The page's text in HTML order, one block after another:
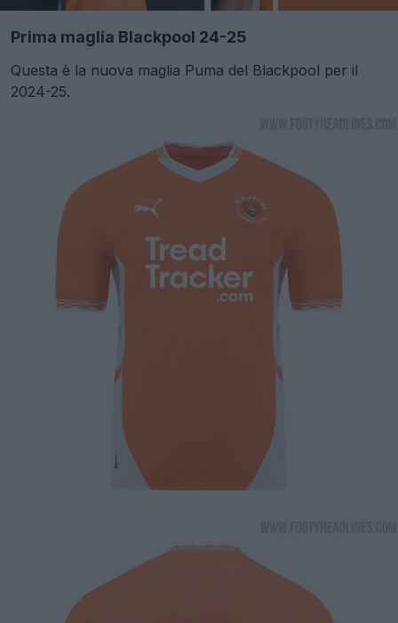
Prima maglia Blackpool 24-25
Questa è la nuova maglia Puma del Blackpool per il
2024-25.